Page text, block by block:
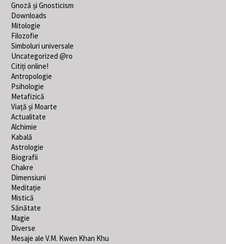
Gnoză și Gnosticism
Downloads
Mitologie
Filozofie
Simboluri universale
Uncategorized @ro
Citiți online!
Antropologie
Psihologie
Metafizică
Viață și Moarte
Actualitate
Alchimie
Kabală
Astrologie
Biografii
Chakre
Dimensiuni
Meditație
Mistică
Sănătate
Magie
Diverse
Mesaje ale V.M. Kwen Khan Khu